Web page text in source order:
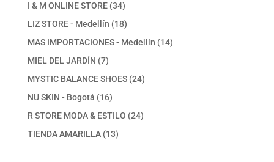
I & M ONLINE STORE 3434
productos
LIZ STORE - Medellín 1818
productos
MAS IMPORTACIONES - Medellín 1414
MIEL DEL JARDÍN 77
productos
MYSTIC BALANCE SHOES 2424
NU SKIN - Bogotá 1616
productos
R STORE MODA & ESTILO 2424
TIENDA AMARILLA 1313